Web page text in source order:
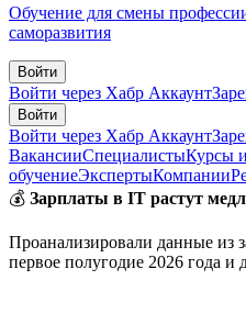
Обучение для смены
саморазвития
Войти
Войти через Хабр Аккаунт
Войти
Войти через Хабр Аккаунт
ВакансииСпециалистыКурсы и
обучениеЭкспертыКомпании
💰 Зарплаты в IT растут
Проанализировали данные из
первое полугодие 2026 года и